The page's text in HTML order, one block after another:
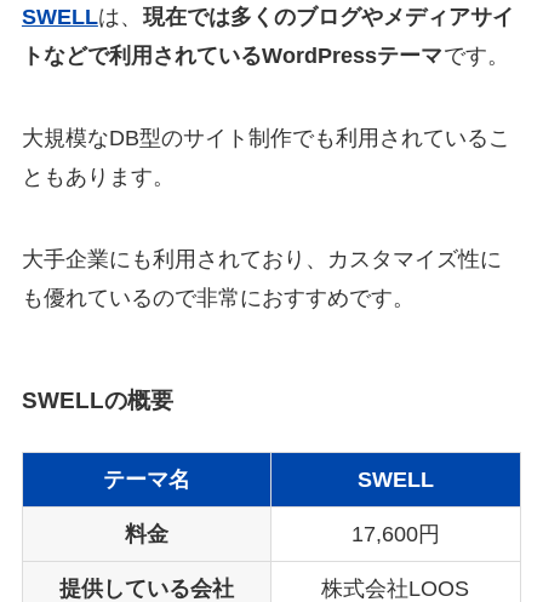
SWELLは、 現在では多くのブログやメディアサイ
トなどで利用されているWordPressテーマです。
大規模なDB型のサイト制作でも利用されているこ
ともあります。
大手企業にも利用されており、カスタマイズ性に
も優れているので非常におすすめです。
SWELLの概要
テーマ名 SWELL
料金 17,600円
提供している会社 株式会社LOOS